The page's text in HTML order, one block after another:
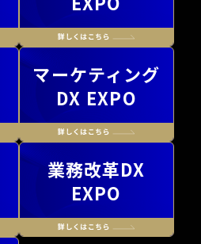
マーケティング
DX EXPO
業務改革DX
EXPO